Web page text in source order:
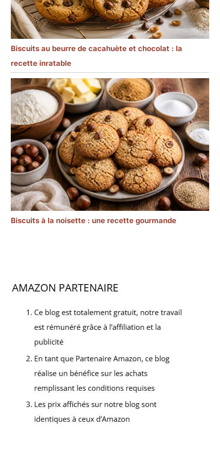
Biscuits au beurre de cacahuète et chocolat : la
recette inratable
Biscuits à la noisette : une recette gourmande